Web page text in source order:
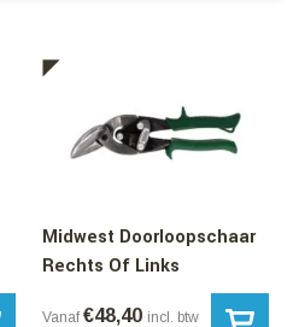
Midwest Doorloopschaar
Rechts Of Links
Vanaf €48,40 incl. btw